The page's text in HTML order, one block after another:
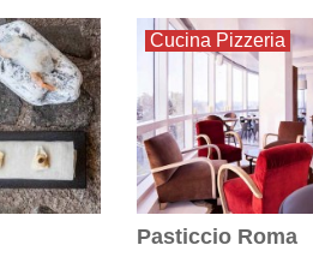
Cucina Pizzeria
Pasticcio Roma